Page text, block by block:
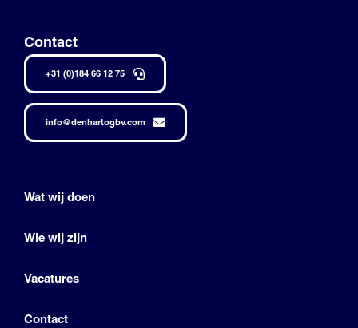
Contact
+31 (0)184 66 12 75
info@denhartogbv.com
Wat wij doen
Wie wij zijn
Vacatures
Contact